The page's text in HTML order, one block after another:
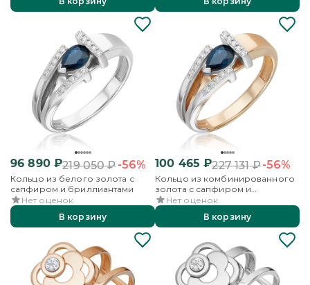
96 890₽219 050₽-56%
Кольцо из белого золота с
сапфиром и бриллиантами
Нет оценок
В корзину
100 465 ₽227 131₽-56%
Кольцо из комбинированного
золота с сапфиром и
бриллиантами
Нет оценок
В корзину